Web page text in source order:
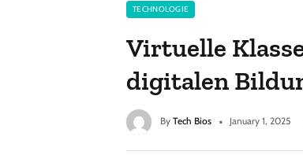
TECHNOLOGIE
Virtuelle
digitalen
By Tech Bios January 1, 2025